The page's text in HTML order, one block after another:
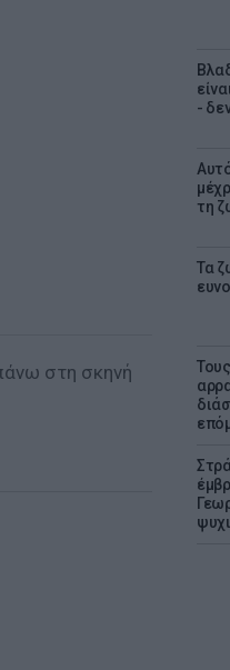
-
τη
Τα
στη σκηνή